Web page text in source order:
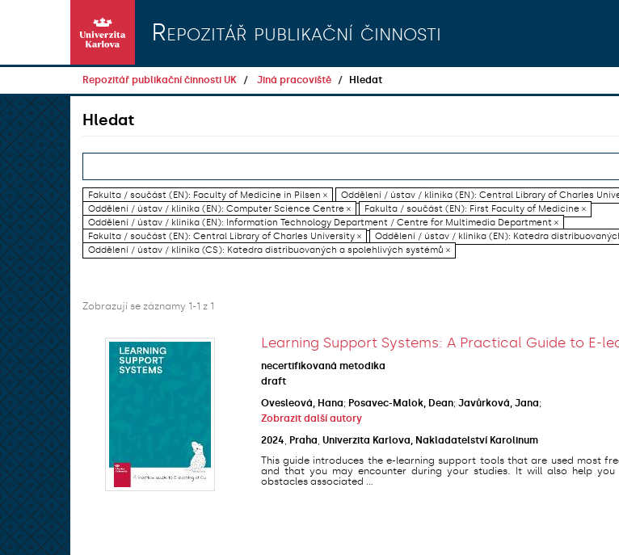
Repozitář publikační činnosti
Repozitář publikační činnosti UK Jiná pracoviště Hledat
Hledat
Fakulta / součást (EN): Faculty of Medicine in Pilsen ×
Oddělení / ústav / klinika (EN): Central Library of Charles
Oddělení / ústav / klinika (EN): Computer Science Centre ×
Fakulta / součást (EN): First Faculty of Medicine ×
Oddělení / ústav / klinika (EN): Information Technology Department / Centre for Multimedia Department ×
Fakulta / součást (EN): Central Library of Charles University ×
Oddělení / ústav / klinika (EN): Katedra
Oddělení / ústav / klinika (CS): Katedra distribuovaných a spolehlivých systémů ×
Zobrazují se záznamy 1-1 z 1
Learning Support Systems: A Practical Guide to E-
necertifikovaná metodika
draft
Ovesleová, Hana; Posavec-Malok, Dean; Javůrková, Jana;
Zobrazit další autory
2024
Praha Univerzita Karlova, Nakladatelství Karolinum
This guide introduces the e-learning support tools that are used most
and that you may encounter during your studies. It will also help
obstacles associated ...